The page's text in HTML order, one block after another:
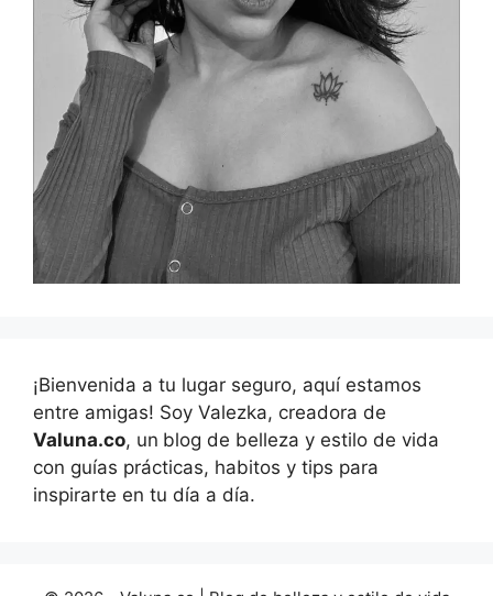
¡Bienvenida a tu lugar seguro, aquí estamos
entre amigas! Soy Valezka, creadora de
Valuna.co, un blog de belleza y estilo de vida
con guías prácticas, habitos y tips para
inspirarte en tu día a día.